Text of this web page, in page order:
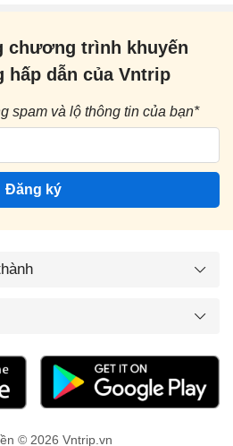
trình khuyến
hấp dẫn của Vntrip
spam và lộ thông tin của bạn*
Đăng ký
© 2026 Vntrip.vn